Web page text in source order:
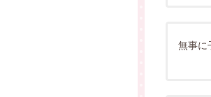
無事に